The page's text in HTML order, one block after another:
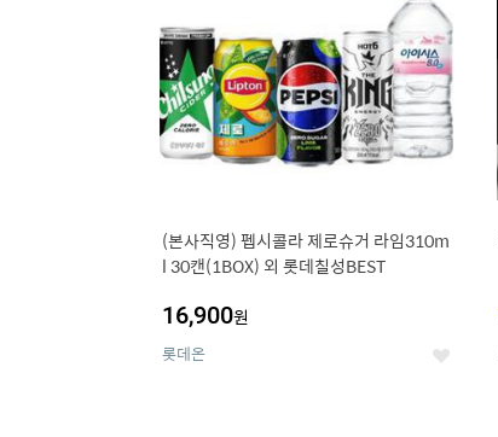
(본사직영) 펩시콜라 제로슈거 라임310m
l 30캔(1BOX) 외 롯데칠성BEST
16,900원
롯데온 좋